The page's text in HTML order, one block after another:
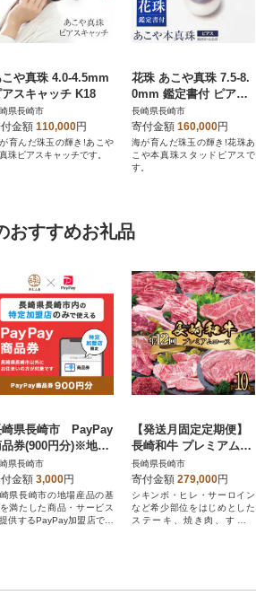
や真珠 4.0-4.5mm
アスキャッチ K18
県長崎市
金額 110,000円
育んだ珠玉の輝き!あこや
珠ピアスキャッチです。
花珠 あこや真珠 7.5-8.
0mm 鑑定書付 ピアス
K14WG パール
長崎県長崎市
寄付金額 160,000円
海が育んだ珠玉の輝き!花珠あ
こや本真珠スタッドピアスで
す。
おすすめお礼品
崎県長崎市 PayPay
品券(900円分)※地域
一部の加盟店のみ
用可
県長崎市
金額 3,000円
県長崎市の地場産品の基
満たした商品・サービス
供するPayPay加盟店での
【発送月固定定期便】
長崎和牛 プレミアムコ
ース 計10kg 牛肉バラ
エティ大満足定期便全1
2回
長崎県長崎市
寄付金額 279,000円
シキンボ・ヒレ・サーロイン
など希少部位をはじめとした
ステーキ、焼き肉、すき焼